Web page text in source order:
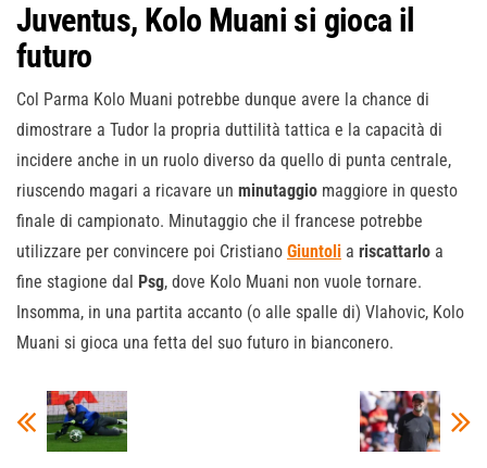
Juventus, Kolo Muani si gioca il
futuro
Col Parma Kolo Muani potrebbe dunque avere la chance di
dimostrare a Tudor la propria duttilità tattica e la capacità di
incidere anche in un ruolo diverso da quello di punta centrale,
riuscendo magari a ricavare un minutaggio maggiore in questo
finale di campionato. Minutaggio che il francese potrebbe
utilizzare per convincere poi Cristiano Giuntoli a riscattarlo a
fine stagione dal Psg, dove Kolo Muani non vuole tornare.
Insomma, in una partita accanto (o alle spalle di) Vlahovic, Kolo
Muani si gioca una fetta del suo futuro in bianconero.